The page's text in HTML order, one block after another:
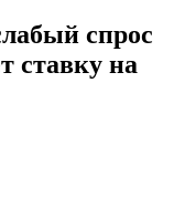
спрос
ставку на